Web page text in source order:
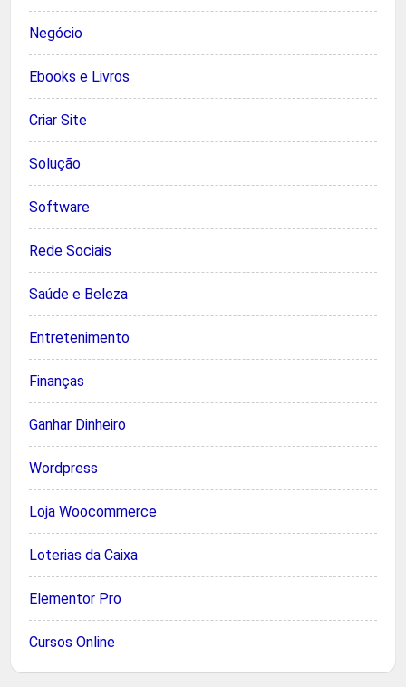
Negócio
Ebooks e Livros
Criar Site
Solução
Software
Rede Sociais
Saúde e Beleza
Entretenimento
Finanças
Ganhar Dinheiro
Wordpress
Loja Woocommerce
Loterias da Caixa
Elementor Pro
Cursos Online